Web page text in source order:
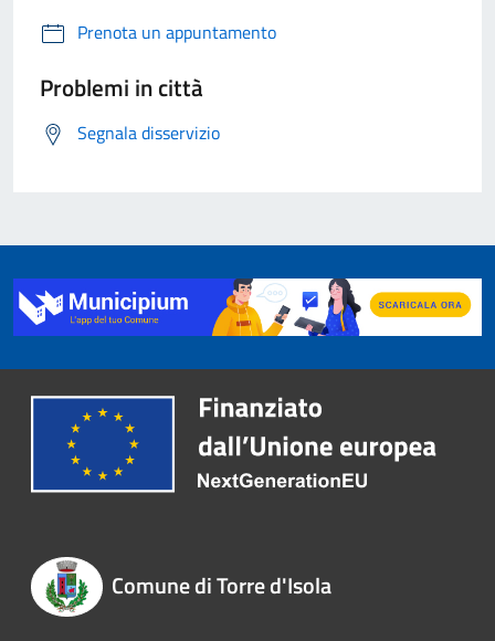
Prenota un appuntamento
Problemi in città
Segnala disservizio
Comune di Torre d'Isola